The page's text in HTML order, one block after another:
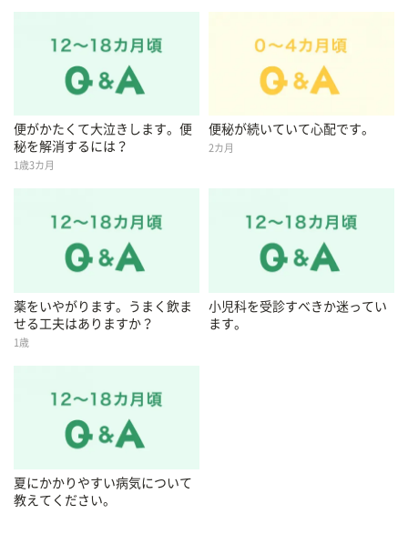
便がかたくて大泣きします。便
秘を解消するには？
1歳3カ月
便秘が続いていて心配です。
2カ月
薬をいやがります。うまく飲ま
せる工夫はありますか？
1歳
小児科を受診すべきか迷ってい
ます。
夏にかかりやすい病気について
教えてください。